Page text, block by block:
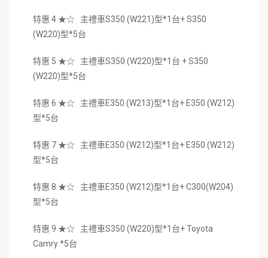
特惠 4 ★☆ 主禮車S350 (W221)型*1台+ S350
(W220)型*5台
特惠 5 ★☆ 主禮車S350 (W220)型*1台 + S350
(W220)型*5台
特惠 6 ★☆ 主禮車E350 (W213)型*1台+ E350 (W212)
型*5台
特惠 7 ★☆ 主禮車E350 (W212)型*1台+ E350 (W212)
型*5台
特惠 8 ★☆ 主禮車E350 (W212)型*1台+ C300(W204)
型*5台
特惠 9 ★☆ 主禮車S350 (W220)型*1台+ Toyota
Camry *5台